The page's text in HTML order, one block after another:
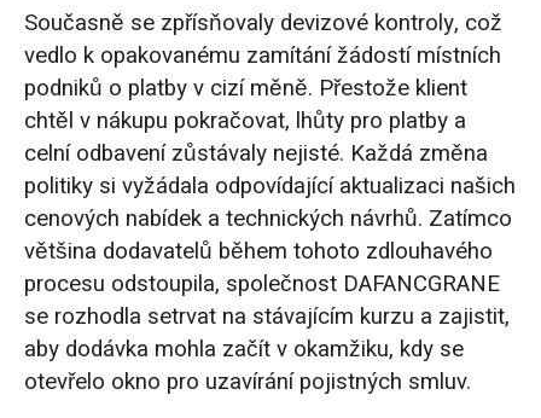
Současně se zpřísňovaly devizové kontroly, což
vedlo k opakovanému zamítání žádostí místních
podniků o platby v cizí měně. Přestože klient
chtěl v nákupu pokračovat, lhůty pro platby a
celní odbavení zůstávaly nejisté. Každá změna
politiky si vyžádala odpovídající aktualizaci našich
cenových nabídek a technických návrhů. Zatímco
většina dodavatelů během tohoto zdlouhavého
procesu odstoupila, společnost DAFANCGRANE
se rozhodla setrvat na stávajícím kurzu a zajistit,
aby dodávka mohla začít v okamžiku, kdy se
otevřelo okno pro uzavírání pojistných smluv.